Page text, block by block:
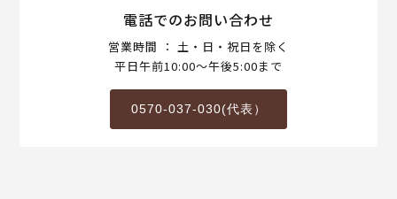
電話でのお問い合わせ
営業時間 ： 土・日・祝日を除く
平日午前10:00～午後5:00まで
0570-037-030(代表）